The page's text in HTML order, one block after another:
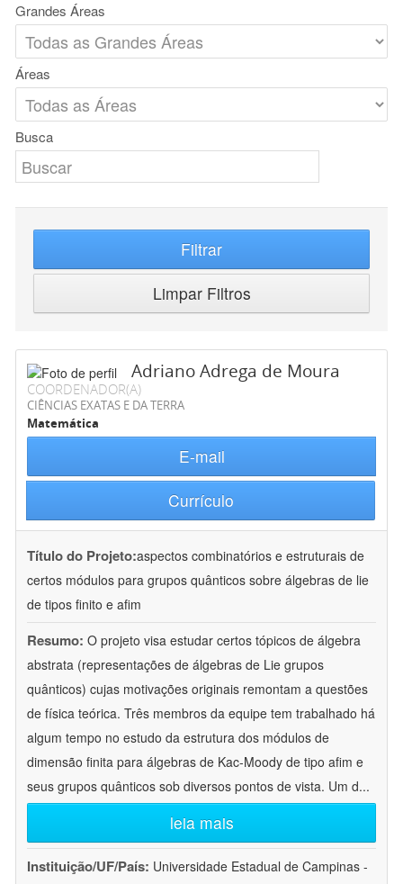
Grandes Áreas
Áreas
Busca
Filtrar
Limpar Filtros
Adriano Adrega de Moura
COORDENADOR(A)
CIÊNCIAS EXATAS E DA TERRA
Matemática
E-mail
Currículo
Título do Projeto:aspectos combinatórios e estruturais de
certos módulos para grupos quânticos sobre álgebras de lie
de tipos finito e afim
Resumo: O projeto visa estudar certos tópicos de álgebra
abstrata (representações de álgebras de Lie grupos
quânticos) cujas motivações originais remontam a questões
de física teórica. Três membros da equipe tem trabalhado há
algum tempo no estudo da estrutura dos módulos de
dimensão finita para álgebras de Kac-Moody de tipo afim e
seus grupos quânticos sob diversos pontos de vista. Um d...
leia mais
Instituição/UF/País: Universidade Estadual de Campinas -